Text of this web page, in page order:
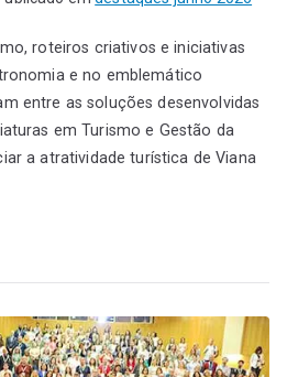
roteiros criativos e iniciativas
e no emblemático
entre as soluções desenvolvidas
em Turismo e Gestão da
a atratividade turística de Viana